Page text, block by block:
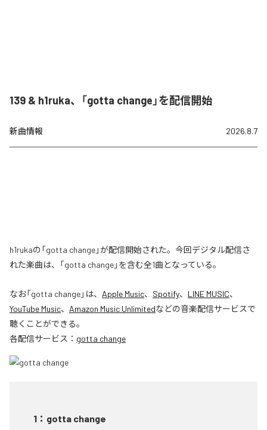
139 & h1ruka、「gotta change」を配信開始
新曲情報 2026.8.7
h1rukaの「gotta change」が配信開始された。今回デジタル配信さ
れた楽曲は、「gotta change」を含む全1曲となっている。
なお「gotta change」は、 Apple Music、 Spotify、 LINE MUSIC、
YouTube Music、 Amazon Music Unlimitedなどの音楽配信サービスで
聴くことができる。
各配信サービス： gotta change
1 ： gotta change